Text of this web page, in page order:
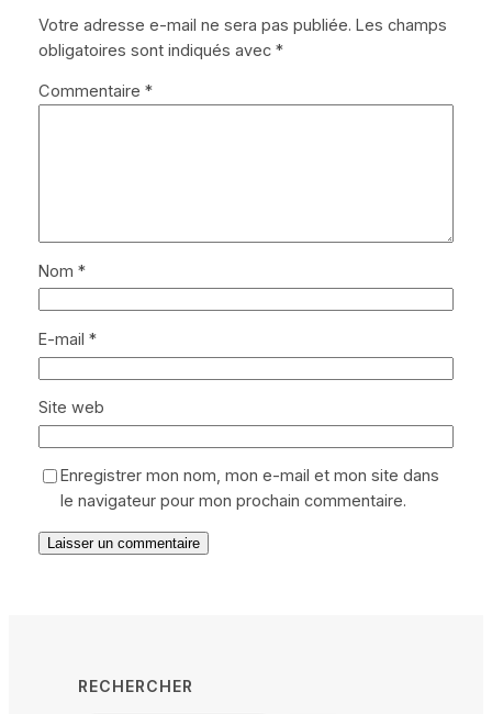
Votre adresse e-mail ne sera pas publiée. Les champs
obligatoires sont indiqués avec *
Commentaire *
Nom *
E-mail *
Site web
Enregistrer mon nom, mon e-mail et mon site dans
le navigateur pour mon prochain commentaire.
RECHERCHER